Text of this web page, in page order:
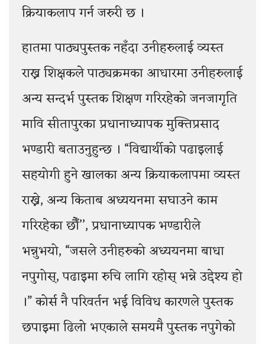
क्रियाकलाप गर्न जरुरी छ ।
हातमा पाठ्यपुस्तक नहँदा उनीहरुलाई व्यस्त
राख्न शिक्षकले पाठ्यक्रमका आधारमा उनीहरुलाई
अन्य सन्दर्भ पुस्तक शिक्षण गरिरहेको जनजागृति
मावि सीतापुरका प्रधानाध्यापक मुक्तिप्रसाद
भण्डारी बताउनुहुन्छ । “विद्यार्थीको पढाइलाई
सहयोगी हुने खालका अन्य क्रियाकलापमा व्यस्त
राख्ने, अन्य किताब अध्ययनमा सघाउने काम
गरिरहेका छौँ’’, प्रधानाध्यापक भण्डारीले
भन्नुभयो, “जसले उनीहरुको अध्ययनमा बाधा
नपुगोस्, पढाइमा रुचि लागि रहोस् भन्ने उद्देश्य हो
।” कोर्स नै परिवर्तन भई विविध कारणले पुस्तक
छपाइमा ढिलो भएकाले समयमै पुस्तक नपुगेको